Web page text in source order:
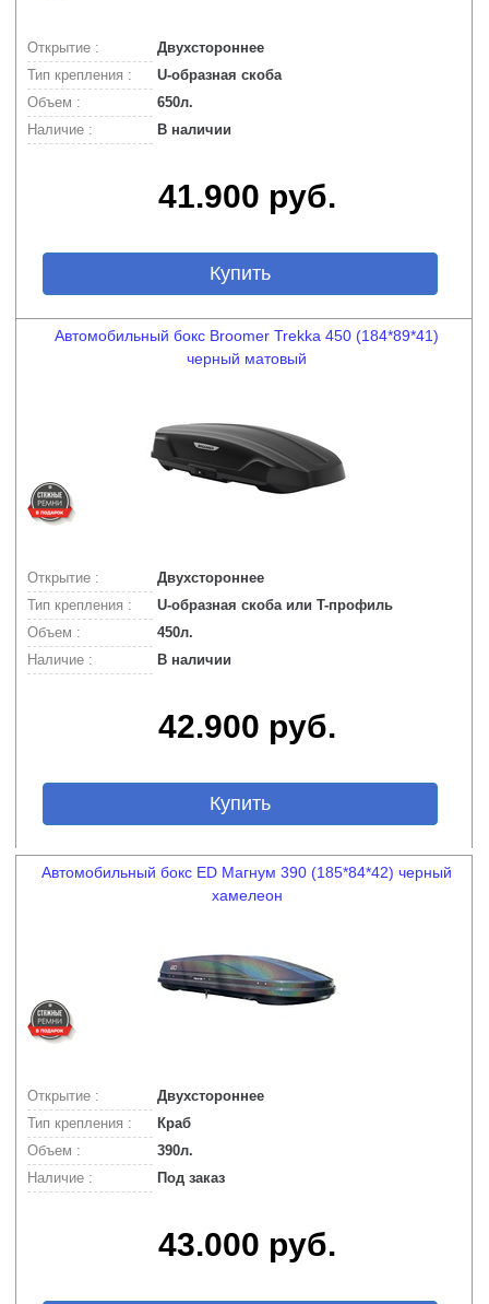
Открытие :
Двухстороннее
Тип крепления :
U-образная скоба
Объем :
650л.
Наличие :
В наличии
41.900 руб.
Купить
Автомобильный бокс Broomer Trekka 450 (184*89*41)
черный матовый
Открытие :
Двухстороннее
Тип крепления :
U-образная скоба или T-профиль
Объем :
450л.
Наличие :
В наличии
42.900 руб.
Купить
Автомобильный бокс ED Магнум 390 (185*84*42) черный
хамелеон
Открытие :
Двухстороннее
Тип крепления :
Краб
Объем :
390л.
Наличие :
Под заказ
43.000 руб.